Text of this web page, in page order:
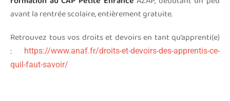
avant la rentrée scolaire, entièrement gratuite.
Retrouvez tous vos droits et devoirs en tant qu’apprenti(e)
:
https://www.anaf.fr/droits-et-devoirs-des-apprentis-ce-
quil-faut-savoir/